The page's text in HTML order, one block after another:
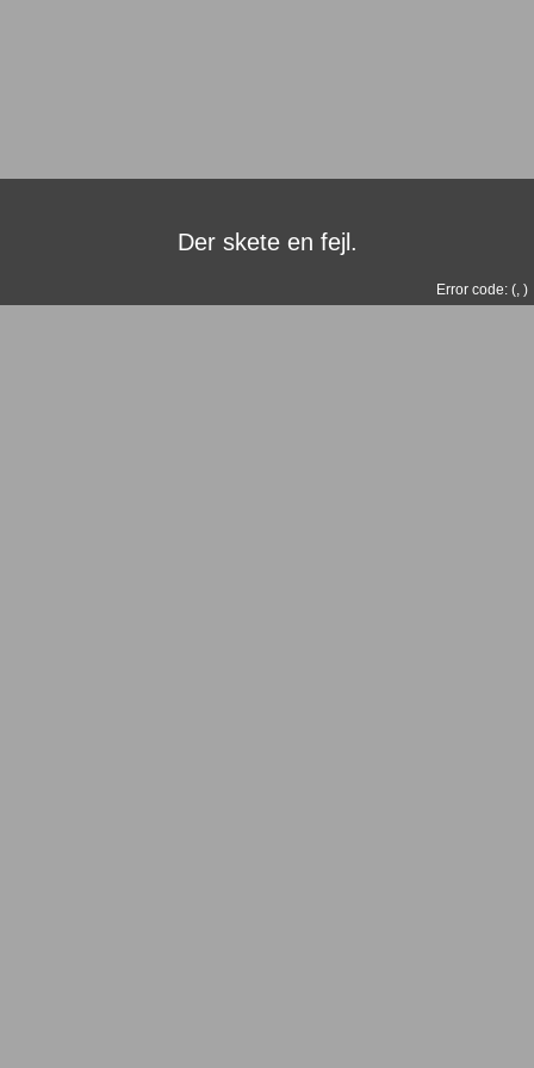
Der skete en fejl.
Error code: (, )